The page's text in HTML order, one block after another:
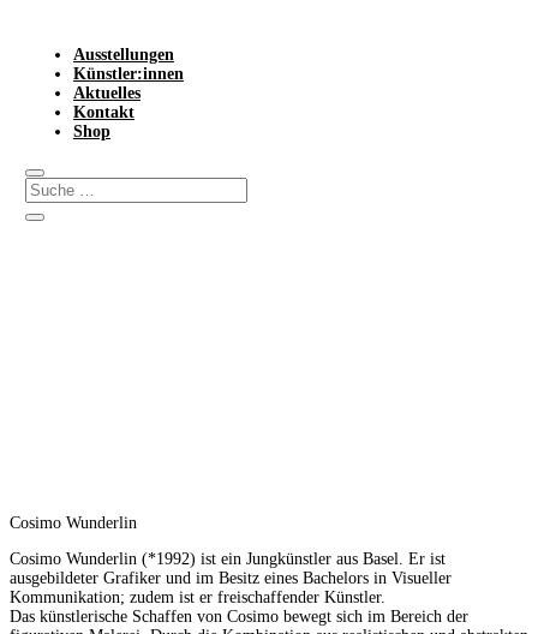
Ausstellungen
Künstler:innen
Aktuelles
Kontakt
Shop
Cosimo Wunderlin
Cosimo Wunderlin (*1992) ist ein Jungkünstler aus Basel. Er ist
ausgebildeter Grafiker und im Besitz eines Bachelors in Visueller
Kommunikation; zudem ist er freischaffender Künstler.
Das künstlerische Schaffen von Cosimo bewegt sich im Bereich der